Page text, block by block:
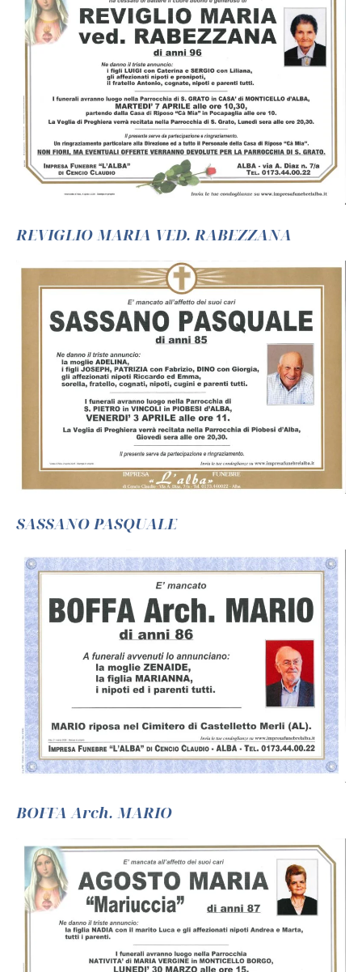
REVIGLIO MARIA VED. RABEZZANA
SASSANO PASQUALE
BOFFA Arch. MARIO